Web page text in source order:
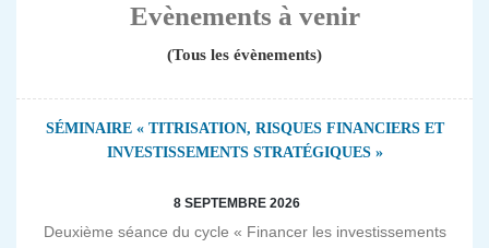
Evènements à venir
(Tous les évènements)
SÉMINAIRE « TITRISATION, RISQUES FINANCIERS ET
INVESTISSEMENTS STRATÉGIQUES »
8 SEPTEMBRE 2026
Deuxième séance du cycle « Financer les investissements